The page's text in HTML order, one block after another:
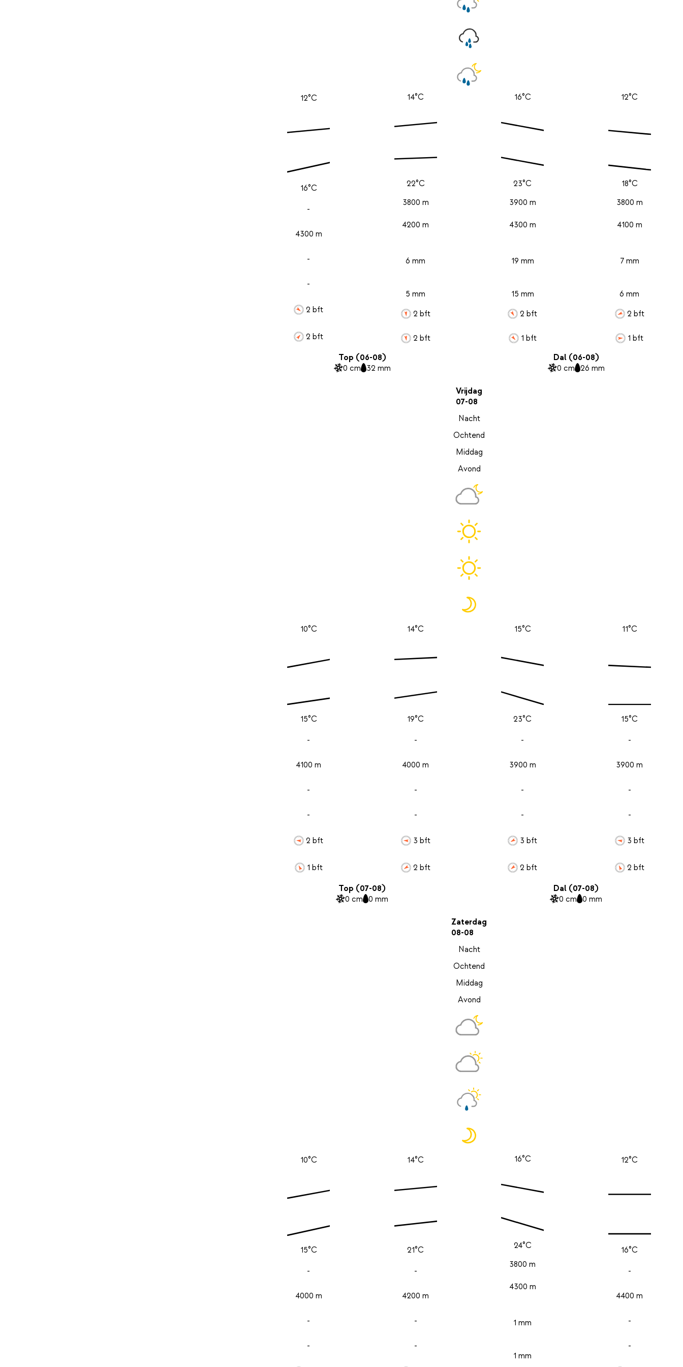
12°C
16°C
-
4300 m
-
-
2 bft
2 bft
14°C
22°C
3800 m
4200 m
6 mm
5 mm
2 bft
2 bft
16°C
23°C
3900 m
4300 m
19 mm
15 mm
2 bft
1 bft
12°C
18°C
3800 m
4100 m
7 mm
6 mm
2 bft
1 bft
Top (06-08)
0 cm 32 mm
Dal (06-08)
0 cm 26 mm
Vrijdag
07-08
Nacht
Ochtend
Middag
Avond
10°C
15°C
-
4100 m
-
-
2 bft
1 bft
14°C
19°C
-
4000 m
-
-
3 bft
2 bft
15°C
23°C
-
3900 m
-
-
3 bft
2 bft
11°C
15°C
-
3900 m
-
-
3 bft
2 bft
Top (07-08)
0 cm 0 mm
Dal (07-08)
0 cm 0 mm
Zaterdag
08-08
Nacht
Ochtend
Middag
Avond
10°C
15°C
-
4000 m
-
-
14°C
21°C
-
4200 m
-
-
16°C
24°C
3800 m
4300 m
1 mm
1 mm
12°C
16°C
-
4400 m
-
-